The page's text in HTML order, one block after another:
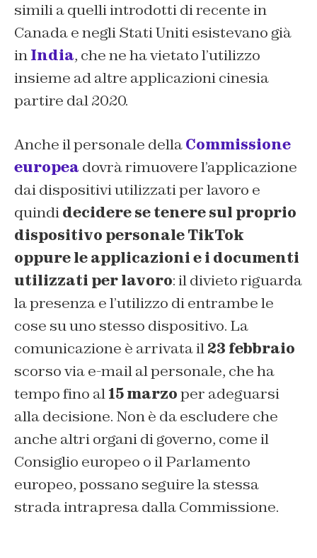
simili a quelli introdotti di recente in
Canada e negli Stati Uniti esistevano già
inIndia, che ne ha vietato l’utilizzo
insieme ad altre applicazioni cinesia
partire dal 2020.
Anche il personale dellaCommissione
europea dovrà rimuovere l’applicazione
dai dispositivi utilizzati per lavoro e
quindidecidere se tenere sul proprio
dispositivo personale TikTok
oppure le applicazioni e i documenti
utilizzati per lavoro: il divieto riguarda
la presenza e l’utilizzo di entrambe le
cose su uno stesso dispositivo. La
comunicazione è arrivata il23 febbraio
scorso via e-mail al personale, che ha
tempo fino al15 marzoper adeguarsi
alla decisione. Non è da escludere che
anche altri organi di governo, come il
Consiglio europeo o il Parlamento
europeo, possano seguire la stessa
strada intrapresa dalla Commissione.